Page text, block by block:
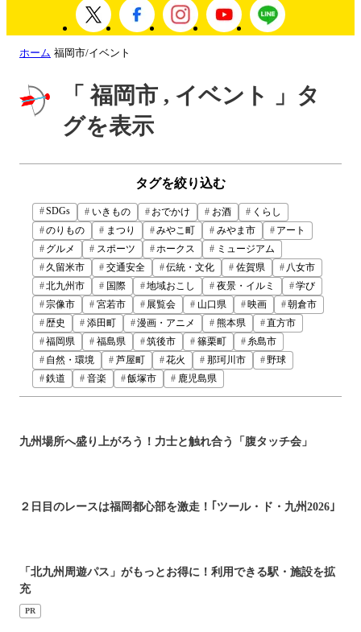
ホーム 福岡市/イベント
「 福岡市 , イベント 」タ
グを表示
タグを絞り込む
SDGs いきもの おでかけ お酒
くらし
のりもの
まつり みやこ町 みやま市
アート
グルメ
スポーツ ホークス
ミュージアム
久留米市
交通安全 伝統・文化 佐賀県
八女市
北九州市
国際 地域おこし 夜景・イルミ
学び
宗像市
宮若市 展覧会 山口県 映画
朝倉市
歴史
添田町 漫画・アニメ 熊本県
直方市
福岡県
福島県 筑後市 篠栗町
糸島市
自然・環境
芦屋町 花火 那珂川市
野球
鉄道
音楽 飯塚市 鹿児島県
九州場所へ盛り上がろう！力士と触れ合う「腹タッチ会」
２日目のレースは福岡都心部を激走！｢ツール・ド・九州2026｣
「北九州周遊パス」がもっとお得に！利用できる駅・施設を拡
充
PR